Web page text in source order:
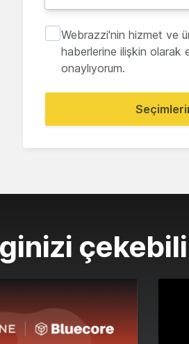
Webrazzi'nin hizmet ve
haberlerine ilişkin olarak
onaylıyorum.